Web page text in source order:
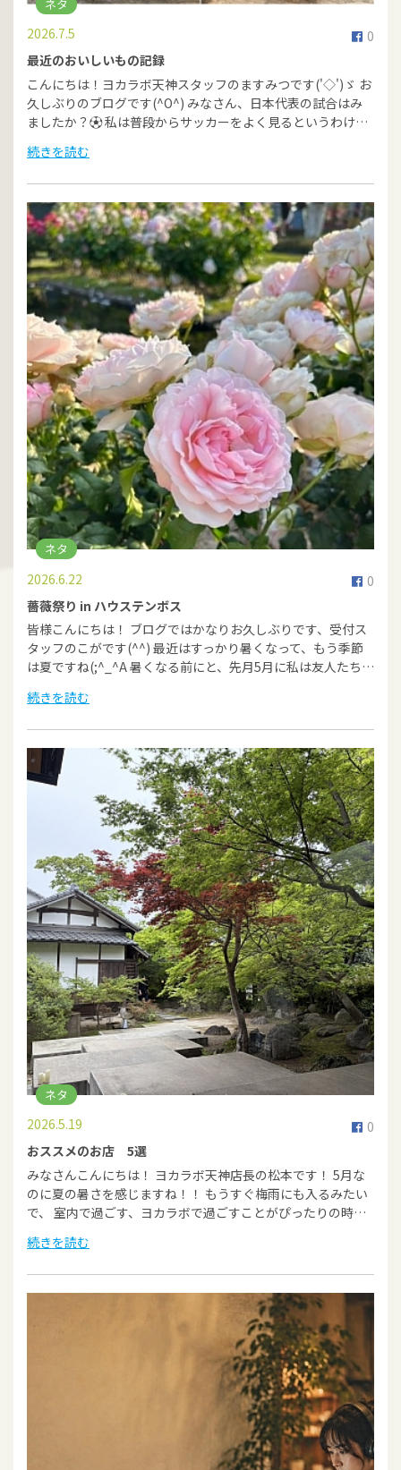
ネタ
0
2026.7.5
最近のおいしいもの記録
こんにちは！ヨカラボ天神スタッフのますみつです('◇')ゞ お
久しぶりのブログです(^O^) みなさん、日本代表の試合はみ
ましたか？⚽ 私は普段からサッカーをよく見るというわけ…
続きを読む
ネタ
0
2026.6.22
薔薇祭り in ハウステンボス
皆様こんにちは！ ブログではかなりお久しぶりです、受付ス
タッフのこがです(^^) 最近はすっかり暑くなって、もう季節
は夏ですね(;^_^A 暑くなる前にと、先月5月に私は友人たち…
続きを読む
ネタ
0
2026.5.19
おススメのお店 5選
みなさんこんにちは！ ヨカラボ天神店長の松本です！ 5月な
のに夏の暑さを感じますね！！ もうすぐ梅雨にも入るみたい
で、 室内で過ごす、ヨカラボで過ごすことがぴったりの時…
続きを読む